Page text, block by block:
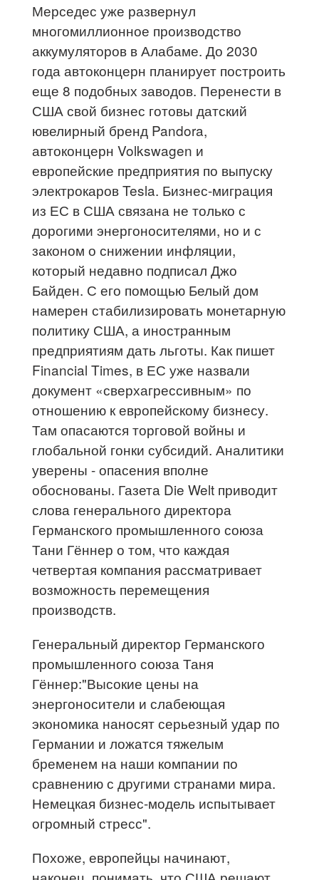
Мерседес уже развернул
многомиллионное производство
аккумуляторов в Алабаме. До 2030
года автоконцерн планирует построить
еще 8 подобных заводов. Перенести в
США свой бизнес готовы датский
ювелирный бренд Pandora,
автоконцерн Volkswagen и
европейские предприятия по выпуску
электрокаров Tesla. Бизнес-миграция
из ЕС в США связана не только с
дорогими энергоносителями, но и с
законом о снижении инфляции,
который недавно подписал Джо
Байден. С его помощью Белый дом
намерен стабилизировать монетарную
политику США, а иностранным
предприятиям дать льготы. Как пишет
Financial Times, в ЕС уже назвали
документ «сверхагрессивным» по
отношению к европейскому бизнесу.
Там опасаются торговой войны и
глобальной гонки субсидий. Аналитики
уверены - опасения вполне
обоснованы. Газета Die Welt приводит
слова генерального директора
Германского промышленного союза
Тани Гённер о том, что каждая
четвертая компания рассматривает
возможность перемещения
производств.
Генеральный директор Германского
промышленного союза Таня
Гённер:"Высокие цены на
энергоносители и слабеющая
экономика наносят серьезный удар по
Германии и ложатся тяжелым
бременем на наши компании по
сравнению с другими странами мира.
Немецкая бизнес-модель испытывает
огромный стресс".
Похоже, европейцы начинают,